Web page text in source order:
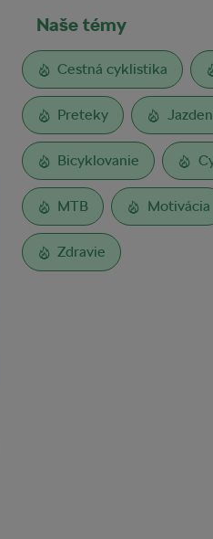
Naše témy
Cestná cyklistika
Preteky
Bicyklovanie
MTB Motivácia
Zdravie